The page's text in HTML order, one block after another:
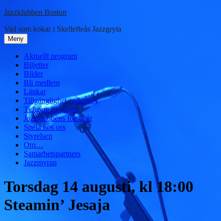
Hoppa
innehåll
Jazzklubben Boston
Vad som kokar i Skellefteås Jazzgryta
Meny
Aktuellt program
Biljetter
Bilder
Bli medlem
Länkar
Tillgänglighet / adresser
Tidigare program
Jazzklubbens första år
Spela hos oss
Styrelsen
Om…
Samarbetspartners
Jazzmyran
Torsdag 14 augusti, kl 18:00
Steamin’ Jesaja